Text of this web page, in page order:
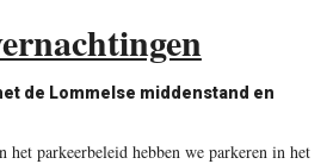
de Lommelse midden­stand en
het parkeerbeleid hebben we parkeren in het